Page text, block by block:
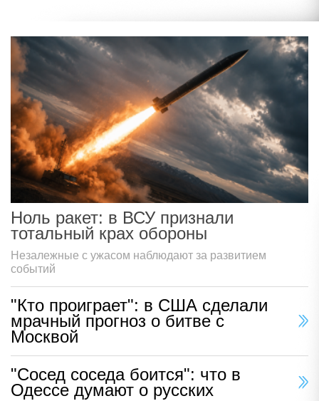
Ноль ракет: в ВСУ признали
тотальный крах обороны
Незалежные с ужасом наблюдают за развитием
событий
"Кто проиграет": в США сделали
мрачный прогноз о битве с
Москвой
"Сосед соседа боится": что в
Одессе думают о русских